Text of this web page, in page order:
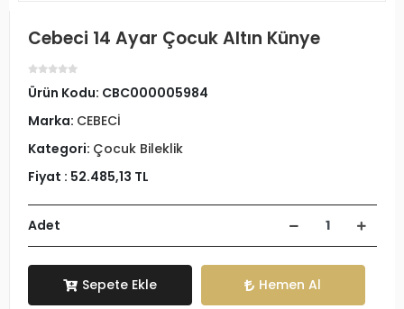
Cebeci 14 Ayar Çocuk Altın Künye
Ürün Kodu: CBC000005984
Marka: CEBECİ
Kategori: Çocuk Bileklik
Fiyat : 52.485,13 TL
Adet
Sepete Ekle Hemen Al